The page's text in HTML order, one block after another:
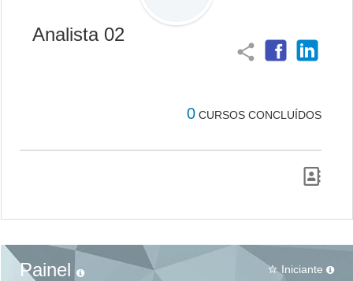
Analista 02
share
0 CURSOS CONCLUÍDOS
Painel star_border Iniciante